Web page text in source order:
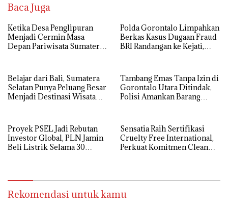
Baca Juga
Ketika Desa Penglipuran
Menjadi Cermin Masa
Depan Pariwisata Sumatera
Polda Gorontalo Limpahkan
Berkas Kasus Dugaan Fraud
BRI Randangan ke Kejati,
Belajar dari Bali, Sumatera
Selatan Punya Peluang Besar
Menjadi Destinasi Wisata
Tambang Emas Tanpa Izin di
Gorontalo Utara Ditindak,
Polisi Amankan Barang
Proyek PSEL Jadi Rebutan
Investor Global, PLN Jamin
Beli Listrik Selama 30
Sensatia Raih Sertifikasi
Cruelty Free International,
Perkuat Komitmen Clean
Rekomendasi untuk kamu